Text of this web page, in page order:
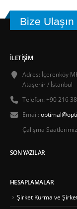
Bize Ulaşın
İLETIŞIM
Adres: İçerenköy
Ataşehir / İstanbul
Telefon: +90 216
Email:
Çalışma
SON YAZILAR
HESAPLAMALAR
Şirket Kurma ve